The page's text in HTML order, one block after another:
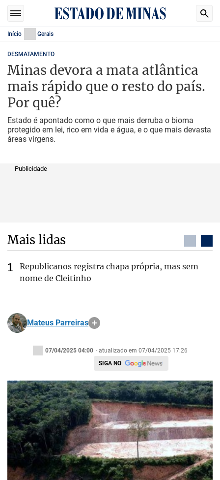
Início Gerais
DESMATAMENTO
Minas devora a mata atlântica
mais rápido que o resto do país.
Por quê?
Estado é apontado como o que mais derruba o bioma
protegido em lei, rico em vida e água, e o que mais devasta
áreas virgens.
Publicidade
Mais lidas
Republicanos registra chapa própria, mas sem
nome de Cleitinho
Mateus Parreiras
07/04/2025 04:00 - atualizado em 07/04/2025 17:26
SIGA NO